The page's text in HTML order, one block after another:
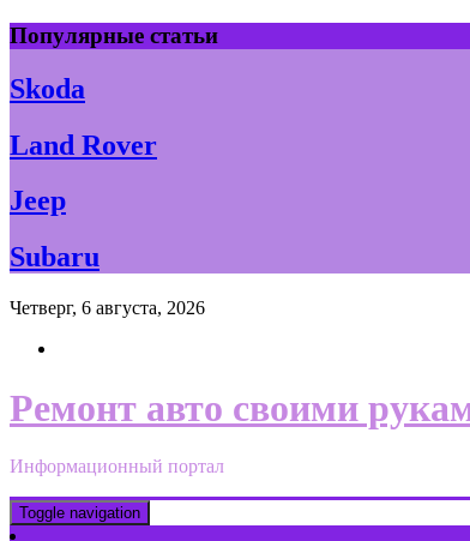
Skip
to
content
Популярные статьи
Skoda
Land Rover
Jeep
Subaru
Четверг, 6 августа, 2026
Ремонт авто своими
Информационный портал
Toggle navigation